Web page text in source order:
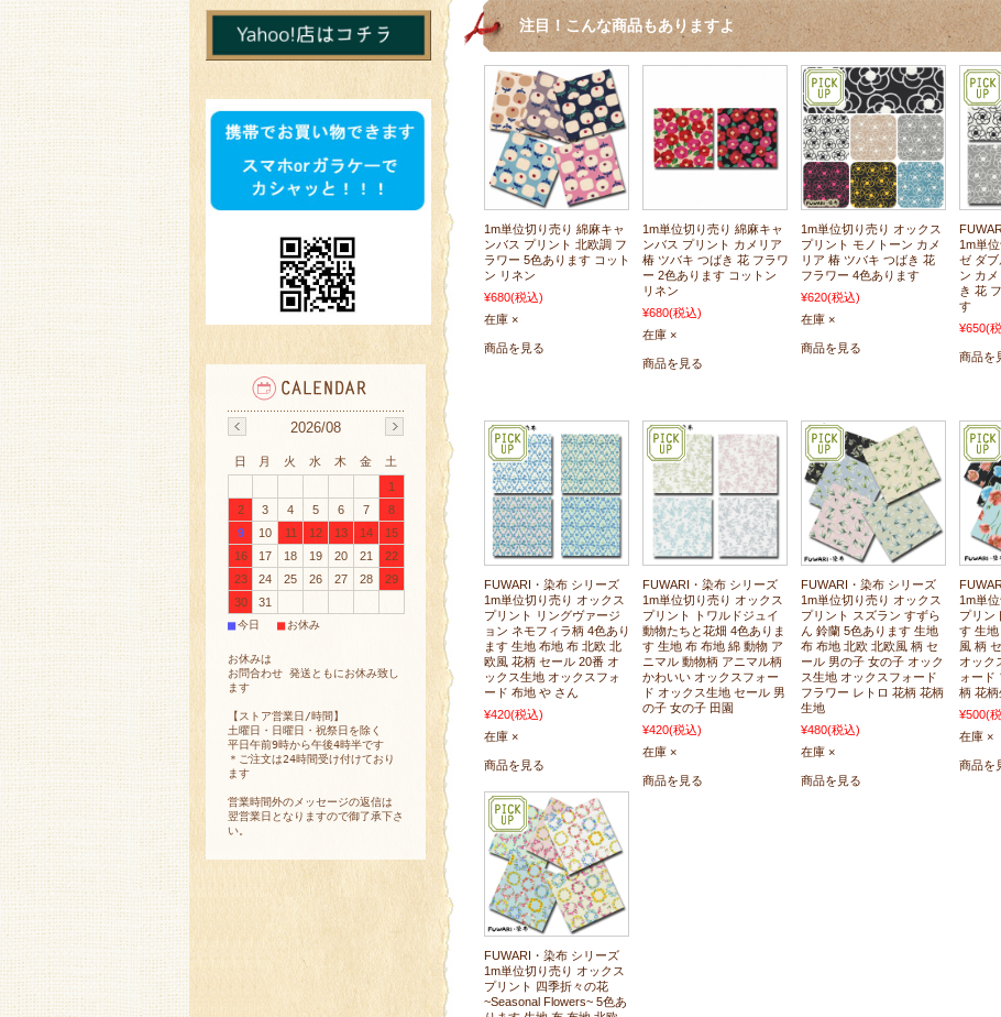
注目！こんな商品もありますよ
1m単位切り売り 綿麻キャ
ンバス プリント 北欧調 フ
ラワー 5色あります コット
ン リネン
¥680(税込)
在庫 ×
商品を見る
1m単位切り売り 綿麻キャ
ンバス プリント カメリア
椿 ツバキ つばき 花 フラワ
ー 2色あります コットン
リネン
¥680(税込)
在庫 ×
商品を見る
1m単位切り売り オックス
プリント モノトーン カメ
リア 椿 ツバキ つばき 花
フラワー 4色あります
¥620(税込)
在庫 ×
商品を見る
1m単
ゼ ダ
ン カ
き 花
す
¥650(
商品を
FUWARI・染布 シリーズ
1m単位切り売り オックス
プリント リングヴァージ
ョン ネモフィラ柄 4色あり
ます 生地 布地 布 北欧 北
欧風 花柄 セール 20番 オ
ックス生地 オックスフォ
ード 布地 や さん
¥420(税込)
在庫 ×
商品を見る
FUWARI・染布 シリーズ
1m単位切り売り オックス
プリント トワルドジュイ
動物たちと花畑 4色ありま
す 生地 布 布地 綿 動物 ア
ニマル 動物柄 アニマル柄
かわいい オックスフォー
ド オックス生地 セール 男
の子 女の子 田園
¥420(税込)
在庫 ×
商品を見る
FUWARI・染布 シリーズ
1m単位切り売り オックス
プリント スズラン すずら
ん 鈴蘭 5色あります 生地
布 布地 北欧 北欧風 柄 セ
ール 男の子 女の子 オック
ス生地 オックスフォード
フラワー レトロ 花柄 花柄
生地
¥480(税込)
在庫 ×
商品を見る
1m単
プリン
す 生地
風 柄
オック
ォード
柄 花柄
¥500(
在庫 ×
商品を
FUWARI・染布 シリーズ
1m単位切り売り オックス
プリント 四季折々の花
~Seasonal Flowers~ 5色あ
2026/08
日 月 火 水 木 金
土
1
2
3 4 5 6 7
8
9
10 11 12 13 14
15
16
17 18 19 20 21
22
23
24 25 26 27 28
29
30
31
■今日 ■お休み
お休みは
お問合わせ 発送ともにお休み致し
ます
【ストア営業日/時間】
土曜日・日曜日・祝祭日を除く
平日午前9時から午後4時半です
＊ご注文は24時間受け付けており
ます
営業時間外のメッセージの返信は
翌営業日となりますので御了承下さ
い。